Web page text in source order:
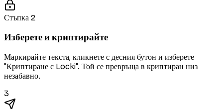
Стъпка 2
Изберете и криптирайте
Маркирайте текста, кликнете с десния бутон и изберете
"Криптиране с Locki". Той се превръща в криптиран низ
незабавно.
3